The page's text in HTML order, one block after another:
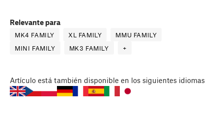
Relevante para
MK4 FAMILY XL FAMILY
MMU FAMILY
MINI FAMILY
MK3 FAMILY +
Artículo está también disponible en los siguientes idiomas